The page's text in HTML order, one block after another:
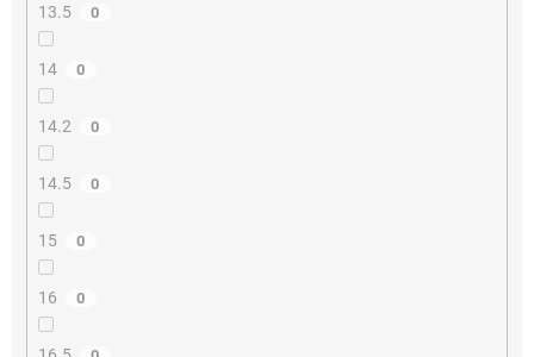
13.5 0
14 0
14.2 0
14.5 0
15 0
16 0